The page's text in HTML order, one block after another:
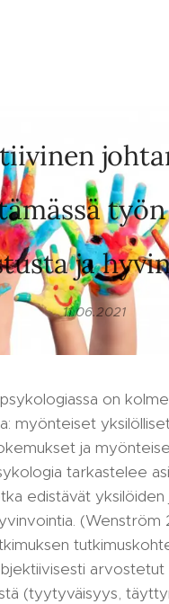
ja
11.06.2021
on
myönteiset
ja
tarkastelee
edistävät
(Wenström
(tyytyväisyys,